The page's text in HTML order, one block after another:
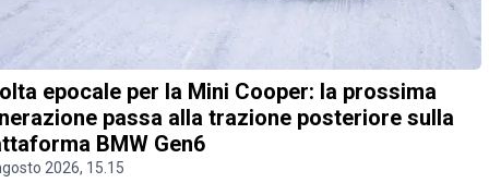
epocale per la Mini Cooper: la prossima
passa alla trazione posteriore sulla
BMW Gen6
2026, 15.15